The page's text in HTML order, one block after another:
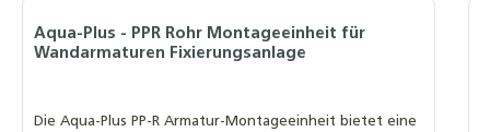
Aqua-Plus - PPR Rohr T-Reduzierstück
Kunststoff Schweißsysteme 20-40 mm
Aqua-Plus - PPR Rohr Montageeinheit für
Wandarmaturen Fixierungsanlage
Die Aqua-Plus PP-R Armatur-Montageeinheit bietet eine